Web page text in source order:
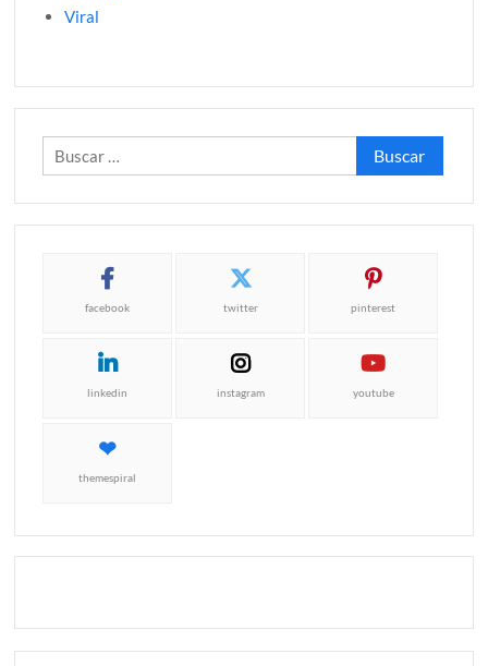
Viral
Buscar:
facebook twitter pinterest
linkedin instagram youtube
themespiral